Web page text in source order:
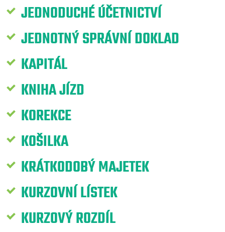
JEDNODUCHÉ ÚČETNICTVÍ
JEDNOTNÝ SPRÁVNÍ DOKLAD
KAPITÁL
KNIHA JÍZD
KOREKCE
KOŠILKA
KRÁTKODOBÝ MAJETEK
KURZOVNÍ LÍSTEK
KURZOVÝ ROZDÍL